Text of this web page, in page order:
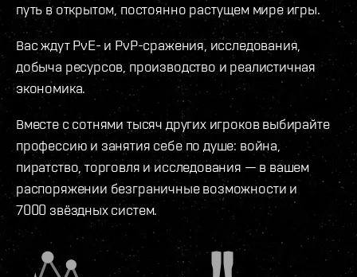
путь в открытом, постоянно растущем мире игры.
Вас ждут PvE- и PvP-сражения, исследования,
добыча ресурсов, производство и реалистичная
экономика.
Вместе с сотнями тысяч других игроков выбирайте
профессию и занятия себе по душе: война,
пиратство, торговля и исследования — в вашем
распоряжении безграничные возможности и
7000 звёздных систем.